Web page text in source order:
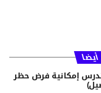
إمكانية فرض حظر